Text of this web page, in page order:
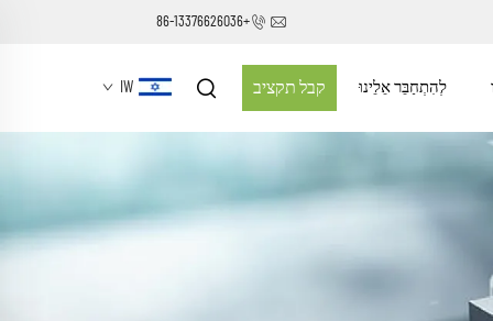
+86-13376626036
לְהִתְחַבֵּר אֵלֵינוּ קבל תקציב IW